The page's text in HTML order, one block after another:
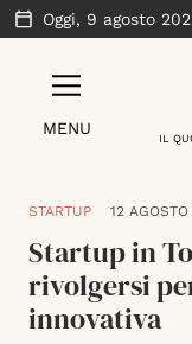
Oggi, 9 agosto
MENU
IL
STARTUP 12
Startup in
rivolgersi
innovativa